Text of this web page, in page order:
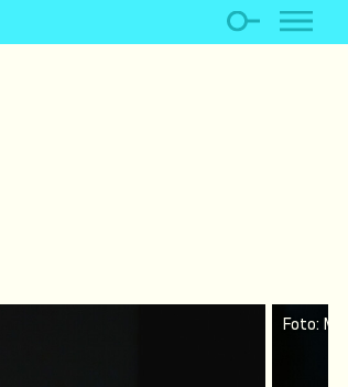
Foto: